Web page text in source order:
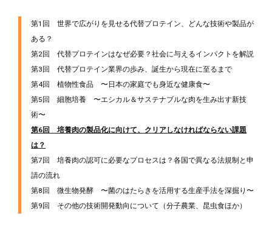
第1回 世界で広がりを見せる代替プロテイン、どんな技術や製品が
ある？
第2回 代替プロテインはなぜ必要？社会に与えるインパクトを解説
第3回 代替プロテイン業界の歩み、誕生から現在に至るまで
第4回 植物性食品 〜日本の家庭でも身近な健康食〜
第5回 細胞培養 〜エシカル＆サステナブルな肉を生み出す新技
術〜
第6回 培養肉の製品化に向けて、クリアしなければならない課題
は？
第7回 培養肉の認可に必要なプロセスは？各国で異なる法規制と申
請の流れ
第8回 微生物発酵 〜菌のはたらきを活用する生産手法を深掘り〜
第9回 その他の技術開発動向について（分子農業、昆虫食ほか）